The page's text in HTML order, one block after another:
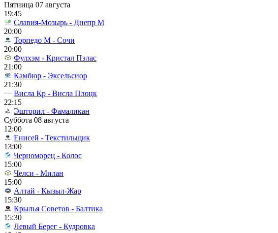
Пятница 07 августа
19:45
Славия-Мозырь - Днепр М
20:00
Торпедо М - Сочи
20:00
Фулхэм - Кристал Пэлас
21:00
Камбюр - Эксельсиор
21:30
Висла Кр - Висла Плоцк
22:15
Эшторил - Фамаликан
Суббота 08 августа
12:00
Енисей - Текстильщик
13:00
Черноморец - Колос
15:00
Челси - Милан
15:00
Алтай - Кызыл-Жар
15:30
Крылья Советов - Балтика
15:30
Левый Берег - Кудровка